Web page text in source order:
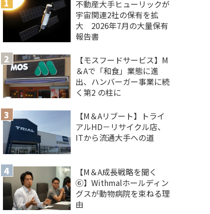
不動産大手ヒューリックが
宇宙関連2社の保有を拡
大 2026年7月の大量保有
報告書
【モスフードサービス】M
＆Aで「和食」業態に進
出、ハンバーガー事業に続
く第2 の柱に
【M＆Aリブート】トライ
アルHD－リサイクル店、
ITから流通大手への道
【M＆A 成長戦略を聞く
⑥】Withmalホールディン
グスが動物病院を束ねる理
由